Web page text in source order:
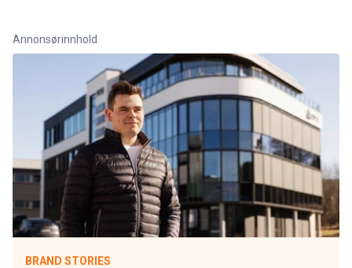
Annonsørinnhold
BRAND STORIES